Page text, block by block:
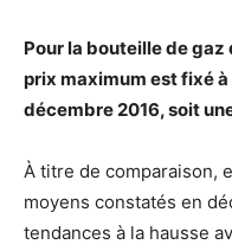
Pour la bouteille de
prix maximum est fixé à
décembre 2016, soit
À titre de comparaison,
moyens constatés en
tendances à la hausse